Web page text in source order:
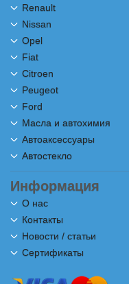
Renault
Nissan
Opel
Fiat
Citroen
Peugeot
Ford
Масла и автохимия
Автоаксессуары
Автостекло
Информация
О нас
Контакты
Новости / статьи
Сертификаты